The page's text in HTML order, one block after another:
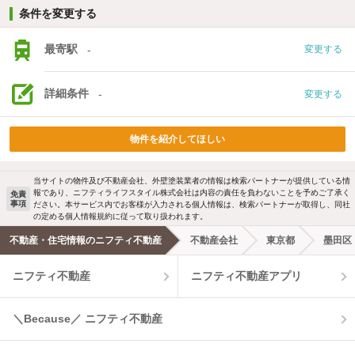
条件を変更する
最寄駅 - 変更する
詳細条件 - 変更する
物件を紹介してほしい
免責
事項
当サイトの物件及び不動産会社、外壁塗装業者の情報は検索パートナーが提供している情
報であり、ニフティライフスタイル株式会社は内容の責任を負わないことを予めご了承く
ださい。本サービス内でお客様が入力される個人情報は、検索パートナーが取得し、同社
の定める個人情報規約に従って取り扱われます。
不動産・住宅情報のニフティ不動産 不動産会社 東京都 墨田区
ニフティ不動産 ニフティ不動産アプリ
＼Because／ ニフティ不動産